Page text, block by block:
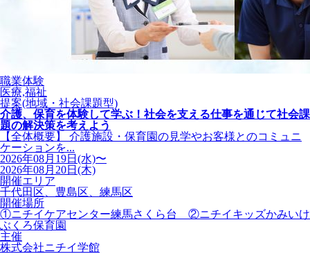
職業体験
医療,福祉
提案(地域・社会課題型)
介護、保育を体験して学ぶ！社会を支える仕事を通じて社会課
題の解決策を考えよう
【全体概要】 介護施設・保育園の見学やお客様とのコミュニ
ケーションを...
2026年08月19日(水)〜
2026年08月20日(木)
開催エリア
千代田区、豊島区、練馬区
開催場所
①ニチイケアセンター練馬さくら台 ②ニチイキッズかみいけ
ぶくろ保育園
主催
株式会社ニチイ学館